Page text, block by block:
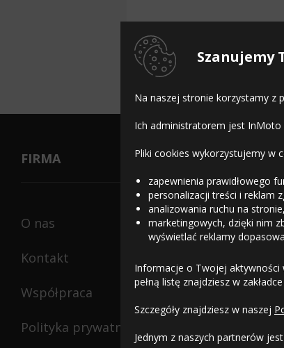
Szanujemy
Na naszej stronie korzystamy z
Ich administratorem jest InMoto
Pliki cookies wykorzystujemy w
zapewnienia prawidłowego
personalizacji treści i reklam
analizowania ruchu na
marketingowych, dzięki nim
wyświetlać reklamy
Informacje o Twojej aktywności
pełną listę znajdziesz w
Szczegóły znajdziesz w naszej
Jednym z naszych partnerów
Belshina
FIRMA
O nas
Kontakt
Współpraca
Polityka prywatności